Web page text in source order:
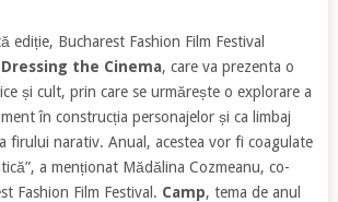
ediție, Bucharest Fashion Film Festival
Dressing the Cinema, care va prezenta o
și cult, prin care se urmărește o explorare a
în construcția personajelor și ca limbaj
firului narativ. Anual, acestea vor fi coagulate
a menționat Mădălina Cozmeanu, co-
Fashion Film Festival. Camp, tema de anul